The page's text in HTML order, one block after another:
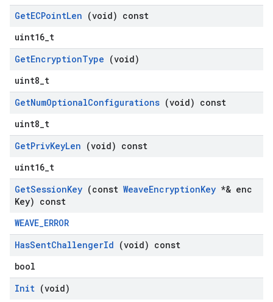
GetECPointLen (void) const
uint16_t
GetEncryptionType (void)
uint8_t
GetNumOptionalConfigurations (void) const
uint8_t
GetPrivKeyLen (void) const
uint16_t
GetSessionKey (const WeaveEncryptionKey *& enc
Key) const
WEAVE_ERROR
HasSentChallengerId (void) const
bool
Init (void)